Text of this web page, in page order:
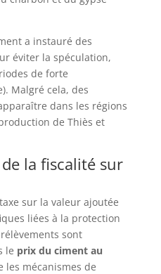
a instauré des
éviter la spéculation,
de forte
Malgré cela, des
dans les régions
de Thiès et
la fiscalité sur
sur la valeur ajoutée
liées à la protection
sont
le prix du ciment au
les mécanismes de